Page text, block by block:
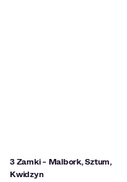
3 Zamki - Malbork, Sztum,
Kwidzyn